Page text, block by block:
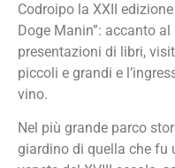
Codroipo la XXII
Doge Manin”: accanto
presentazioni di libri,
piccoli e grandi e
vino.
Nel più grande parco
giardino di quella che fu